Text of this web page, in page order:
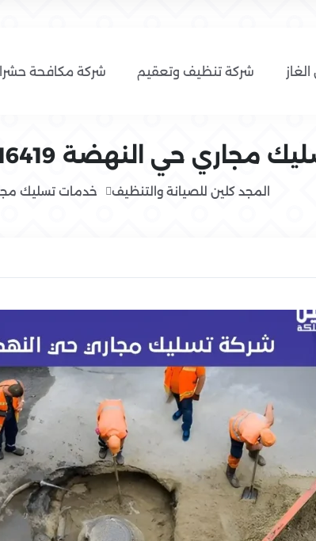
شركة تنظيف وتعقيم شركة مكافحة
النهضة 0554016419 المجد كلين
المجد كلين للصيانة والتنظيف خدمات تسليك